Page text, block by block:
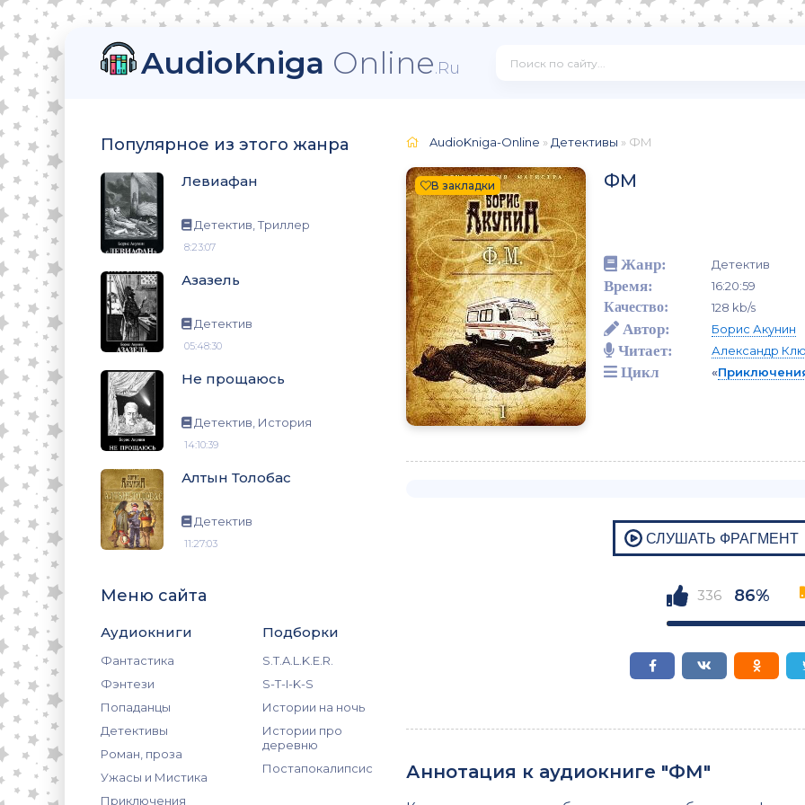
AudioKniga Online.Ru
Популярное из этого жанра
Левиафан
Детектив, Триллер
8:23:07
Азазель
Детектив
05:48:30
Не прощаюсь
Детектив, История
14:10:39
Алтын Толобас
Детектив
11:27:03
Меню сайта
Аудиокниги
Фантастика
Фэнтези
Попаданцы
Детективы
Роман, проза
Ужасы и Мистика
Приключения
Подборки
S.T.A.L.K.E.R.
S-T-I-K-S
Истории на ночь
Истории про
деревню
Постапокалипсис
AudioKniga-Online » Детективы » ФМ
В закладки ФМ
Жанр: Детектив
Время:
16:20:59
Качество:
128 kb/s
Автор: Борис Акунин
Читает: Александр
Цикл «
336 86%
Аннотация к аудиокниге "ФМ"